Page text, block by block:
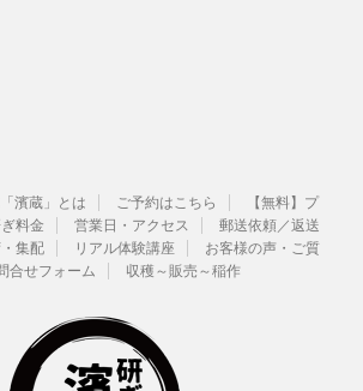
濱蔵」とは ご予約はこちら
【無料】プ
料金 営業日・アクセス
郵送依頼／返送
集配 リアル体験講座
お客様の声・ご質
合せフォーム 収穫～販売～稲作